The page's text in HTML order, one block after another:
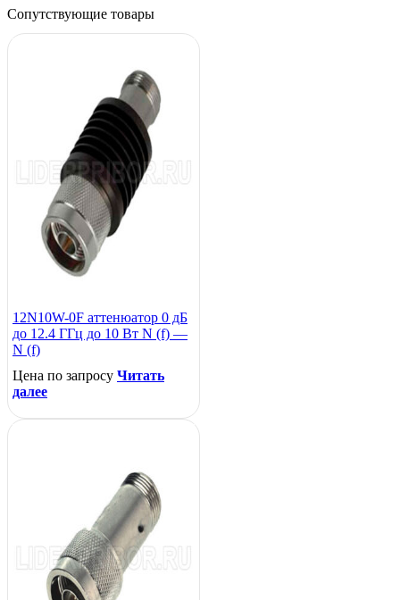
Сопутствующие товары
12N10W-0F аттенюатор 0 дБ
до 12.4 ГГц до 10 Вт N (f) —
N (f)
Цена по запросу Читать
далее